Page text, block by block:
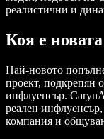
реалистични и
Коя е
Най-новото
проект, подкрепян
инфлуенсър.
реален
компания и